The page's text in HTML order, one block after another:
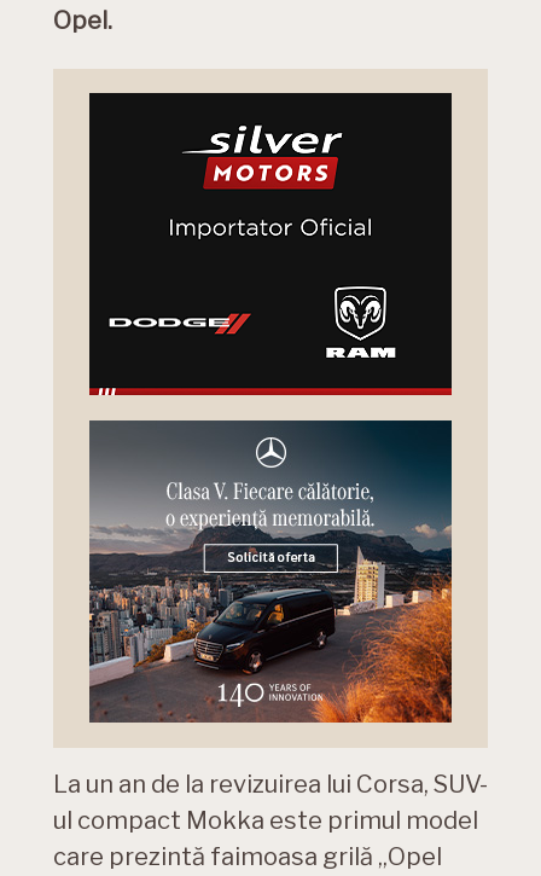
Opel.
La un an de la revizuirea lui Corsa, SUV-
ul compact Mokka este primul model
care prezintă faimoasa grilă „Opel